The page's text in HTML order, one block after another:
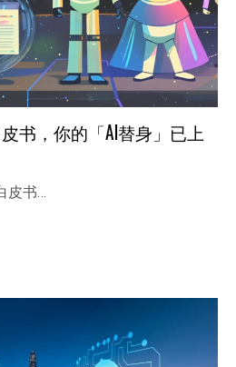
书，你的「AI替身」已上
皮书…